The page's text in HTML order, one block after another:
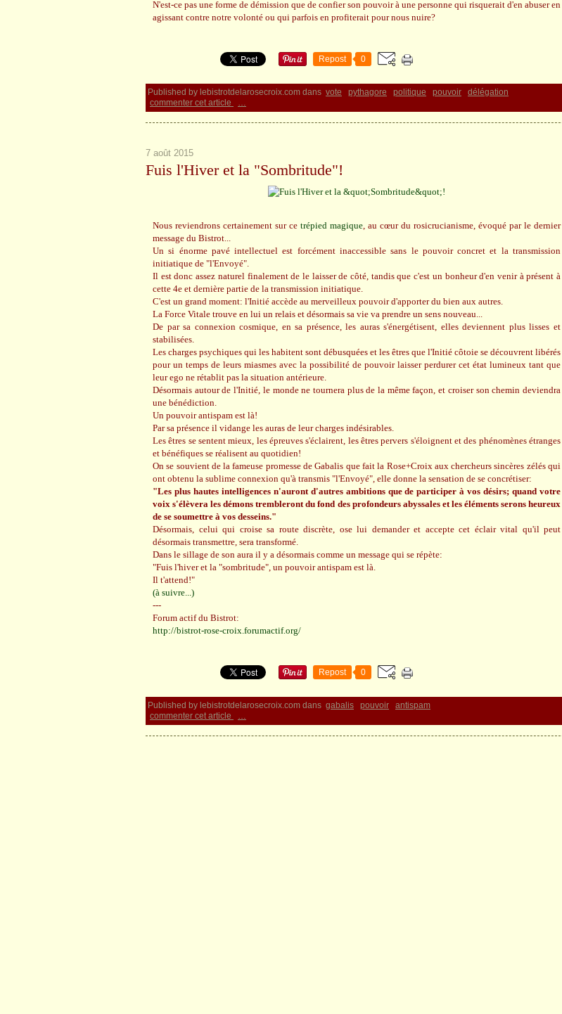
N'est-ce pas une forme de démission que de confier son pouvoir à une personne qui risquerait d'en abuser en
agissant contre notre volonté ou qui parfois en profiterait pour nous nuire?
Repost 0
Published by lebistrotdelarosecroix.com dans vote pythagore politique pouvoir
délégation
commenter cet article
…
7 août 2015
Fuis l'Hiver et la "Sombritude"!
Nous reviendrons certainement sur ce trépied magique, au cœur du rosicrucianisme, évoqué par le dernier
message du Bistrot...
Un si énorme pavé intellectuel est forcément inaccessible sans le pouvoir concret et la transmission
initiatique de "l'Envoyé".
Il est donc assez naturel finalement de le laisser de côté, tandis que c'est un bonheur d'en venir à présent à
cette 4e et dernière partie de la transmission initiatique.
C'est un grand moment: l'Initié accède au merveilleux pouvoir d'apporter du bien aux autres.
La Force Vitale trouve en lui un relais et désormais sa vie va prendre un sens nouveau...
De par sa connexion cosmique, en sa présence, les auras s'énergétisent, elles deviennent plus lisses et
stabilisées.
Les charges psychiques qui les habitent sont débusquées et les êtres que l'Initié côtoie se découvrent libérés
pour un temps de leurs miasmes avec la possibilité de pouvoir laisser perdurer cet état lumineux tant que
leur ego ne rétablit pas la situation antérieure.
Désormais autour de l'Initié, le monde ne tournera plus de la même façon, et croiser son chemin deviendra
une bénédiction.
Un pouvoir antispam est là!
Par sa présence il vidange les auras de leur charges indésirables.
Les êtres se sentent mieux, les épreuves s'éclairent, les êtres pervers s'éloignent et des phénomènes étranges
et bénéfiques se réalisent au quotidien!
On se souvient de la fameuse promesse de Gabalis que fait la Rose+Croix aux chercheurs sincères zélés qui
ont obtenu la sublime connexion qu'à transmis "l'Envoyé", elle donne la sensation de se concrétiser:
"Les plus hautes intelligences n'auront d'autres ambitions que de participer à vos désirs; quand votre
voix s'élèvera les démons trembleront du fond des profondeurs abyssales et les éléments serons heureux
de se soumettre à vos desseins."
Désormais, celui qui croise sa route discrète, ose lui demander et accepte cet éclair vital qu'il peut
désormais transmettre, sera transformé.
Dans le sillage de son aura il y a désormais comme un message qui se répète:
"Fuis l'hiver et la "sombritude", un pouvoir antispam est là.
Il t'attend!"
(à suivre...)
---
Forum actif du Bistrot:
http://bistrot-rose-croix.forumactif.org/
Repost 0
Published by lebistrotdelarosecroix.com dans gabalis pouvoir
antispam
commenter cet article
…